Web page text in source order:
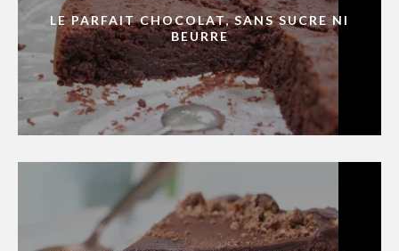
LE PARFAIT CHOCOLAT, SANS SUCRE NI
BEURRE